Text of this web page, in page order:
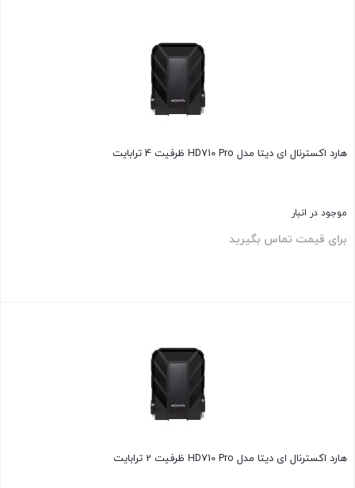
هارد اکسترنال ای دیتا مدل HD710 Pro ظرفیت 4 ترابایت
موجود در انبار
برای قیمت تماس بگیرید
هارد اکسترنال ای دیتا مدل HD710 Pro ظرفیت 2 ترابایت